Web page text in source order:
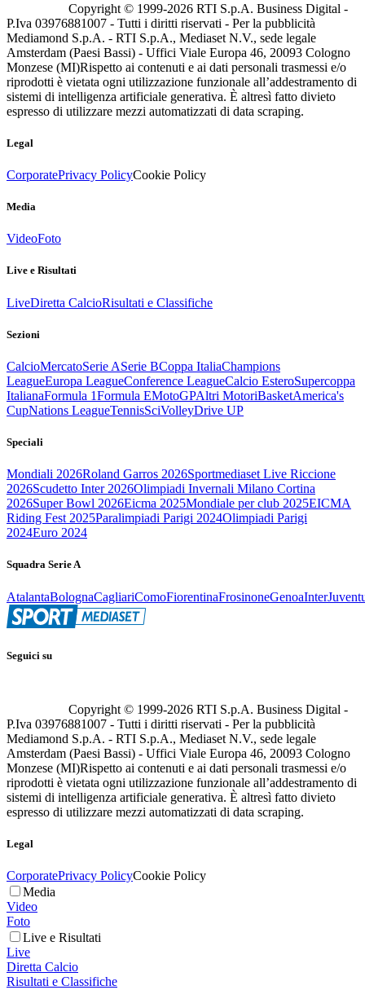
Copyright © 1999-2026 RTI S.p.A. Business Digital -
P.Iva 03976881007 - Tutti i diritti riservati - Per la pubblicità
Mediamond S.p.A. - RTI S.p.A., Mediaset N.V., sede legale
Amsterdam (Paesi Bassi) - Uffici Viale Europa 46, 20093 Cologno
Monzese (MI)Rispetto ai contenuti e ai dati personali trasmessi e/o
riprodotti è vietata ogni utilizzazione funzionale all’addestramento di
sistemi di intelligenza artificiale generativa. È altresì fatto divieto
espresso di utilizzare mezzi automatizzati di data scraping.
Legal
CorporatePrivacy PolicyCookie Policy
Media
VideoFoto
Live e Risultati
LiveDiretta CalcioRisultati e Classifiche
Sezioni
CalcioMercatoSerie ASerie BCoppa ItaliaChampions
LeagueEuropa LeagueConference LeagueCalcio EsteroSupercoppa
ItalianaFormula 1Formula EMotoGPAltri MotoriBasketAmerica's
CupNations LeagueTennisSciVolleyDrive UP
Speciali
Mondiali 2026Roland Garros 2026Sportmediaset Live Riccione
2026Scudetto Inter 2026Olimpiadi Invernali Milano Cortina
2026Super Bowl 2026Eicma 2025Mondiale per club 2025EICMA
Riding Fest 2025Paralimpiadi Parigi 2024Olimpiadi Parigi
2024Euro 2024
Squadra Serie A
AtalantaBolognaCagliariComoFiorentinaFrosinoneGenoaInter
Seguici su
Copyright © 1999-2026 RTI S.p.A. Business Digital -
P.Iva 03976881007 - Tutti i diritti riservati - Per la pubblicità
Mediamond S.p.A. - RTI S.p.A., Mediaset N.V., sede legale
Amsterdam (Paesi Bassi) - Uffici Viale Europa 46, 20093 Cologno
Monzese (MI)Rispetto ai contenuti e ai dati personali trasmessi e/o
riprodotti è vietata ogni utilizzazione funzionale all’addestramento di
sistemi di intelligenza artificiale generativa. È altresì fatto divieto
espresso di utilizzare mezzi automatizzati di data scraping.
Legal
CorporatePrivacy PolicyCookie Policy
Media
Video
Foto
Live e Risultati
Live
Diretta Calcio
Risultati e Classifiche